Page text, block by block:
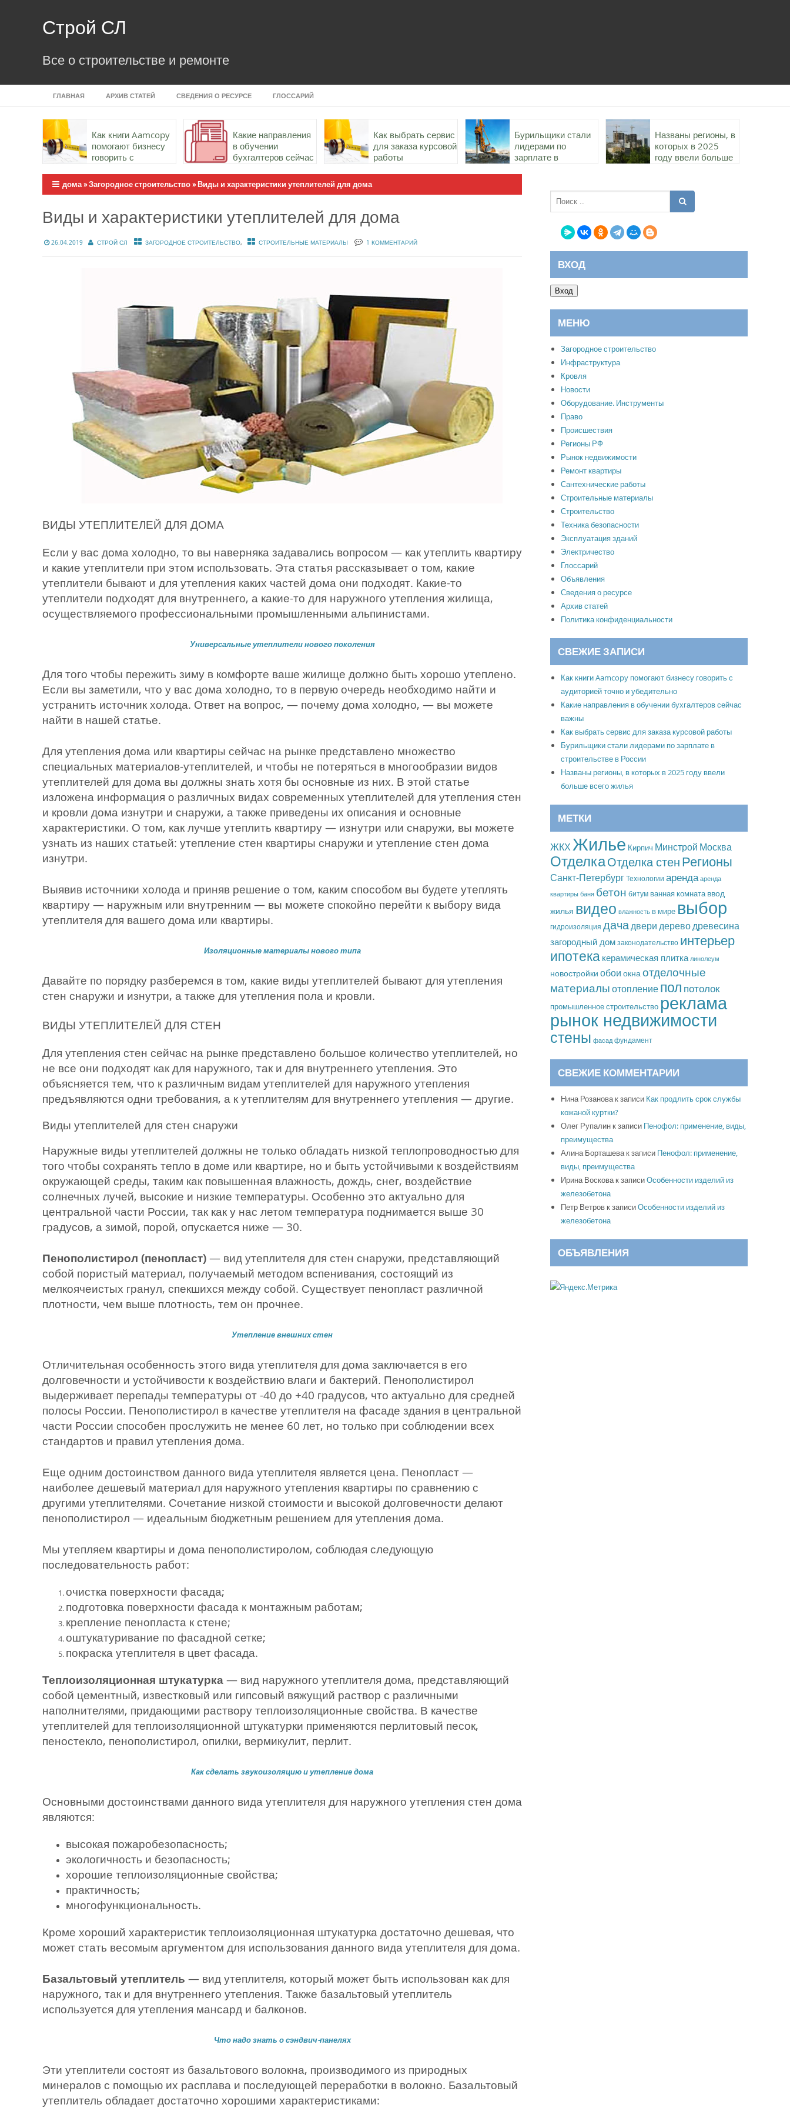
Строй СЛ
Все о строительстве и ремонте
ГЛАВНАЯ АРХИВ СТАТЕЙ СВЕДЕНИЯ О РЕСУРСЕ ГЛОССАРИЙ
Как книги Aamcopy
помогают бизнесу
говорить с
убедительно
Какие направления
в обучении
бухгалтеров сейчас
Как выбрать сервис
для заказа курсовой
работы
Бурильщики стали
лидерами по
зарплате в
Названы регионы, в
которых в 2025
году ввели больше
дома»Загородное строительство»Виды и характеристики утеплителей для дома
Виды и характеристики утеплителей для дома
26.04.2019 СТРОЙ СЛ ЗАГОРОДНОЕ СТРОИТЕЛЬСТВО, СТРОИТЕЛЬНЫЕ МАТЕРИАЛЫ 1 КОММЕНТАРИЙ
ВИДЫ УТЕПЛИТЕЛЕЙ ДЛЯ ДОМА
Если у вас дома холодно, то вы наверняка задавались вопросом — как утеплить квартиру
и какие утеплители при этом использовать. Эта статья рассказывает о том, какие
утеплители бывают и для утепления каких частей дома они подходят. Какие-то
утеплители подходят для внутреннего, а какие-то для наружного утепления жилища,
осуществляемого профессиональными промышленными альпинистами.
Универсальные утеплители нового поколения
Для того чтобы пережить зиму в комфорте ваше жилище должно быть хорошо утеплено.
Если вы заметили, что у вас дома холодно, то в первую очередь необходимо найти и
устранить источник холода. Ответ на вопрос, — почему дома холодно, — вы можете
найти в нашей статье.
Для утепления дома или квартиры сейчас на рынке представлено множество
специальных материалов-утеплителей, и чтобы не потеряться в многообразии видов
утеплителей для дома вы должны знать хотя бы основные из них. В этой статье
изложена информация о различных видах современных утеплителей для утепления стен
и кровли дома изнутри и снаружи, а также приведены их описания и основные
характеристики. О том, как лучше утеплить квартиру — изнутри или снаружи, вы можете
узнать из наших статьей: утепление стен квартиры снаружи и утепление стен дома
изнутри.
Выявив источники холода и приняв решение о том, каким способом вы будете утеплять
квартиру — наружным или внутренним — вы можете спокойно перейти к выбору вида
утеплителя для вашего дома или квартиры.
Изоляционные материалы нового типа
Давайте по порядку разберемся в том, какие виды утеплителей бывают для утепления
стен снаружи и изнутри, а также для утепления пола и кровли.
ВИДЫ УТЕПЛИТЕЛЕЙ ДЛЯ СТЕН
Для утепления стен сейчас на рынке представлено большое количество утеплителей, но
не все они подходят как для наружного, так и для внутреннего утепления. Это
объясняется тем, что к различным видам утеплителей для наружного утепления
предъявляются одни требования, а к утеплителям для внутреннего утепления — другие.
Виды утеплителей для стен снаружи
Наружные виды утеплителей должны не только обладать низкой теплопроводностью для
того чтобы сохранять тепло в доме или квартире, но и быть устойчивыми к воздействиям
окружающей среды, таким как повышенная влажность, дождь, снег, воздействие
солнечных лучей, высокие и низкие температуры. Особенно это актуально для
центральной части России, так как у нас летом температура поднимается выше 30
градусов, а зимой, порой, опускается ниже — 30.
Пенополистирол (пенопласт) — вид утеплителя для стен снаружи, представляющий
собой пористый материал, получаемый методом вспенивания, состоящий из
мелкоячеистых гранул, спекшихся между собой. Существует пенопласт различной
плотности, чем выше плотность, тем он прочнее.
Утепление внешних стен
Отличительная особенность этого вида утеплителя для дома заключается в его
долговечности и устойчивости к воздействию влаги и бактерий. Пенополистирол
выдерживает перепады температуры от -40 до +40 градусов, что актуально для средней
полосы России. Пенополистирол в качестве утеплителя на фасаде здания в центральной
части России способен прослужить не менее 60 лет, но только при соблюдении всех
стандартов и правил утепления дома.
Еще одним достоинством данного вида утеплителя является цена. Пенопласт —
наиболее дешевый материал для наружного утепления квартиры по сравнению с
другими утеплителями. Сочетание низкой стоимости и высокой долговечности делают
пенополистирол — идеальным бюджетным решением для утепления дома.
Мы утепляем квартиры и дома пенополистиролом, соблюдая следующую
последовательность работ:
очистка поверхности фасада;
подготовка поверхности фасада к монтажным работам;
крепление пенопласта к стене;
оштукатуривание по фасадной сетке;
покраска утеплителя в цвет фасада.
Теплоизоляционная штукатурка — вид наружного утеплителя дома, представляющий
собой цементный, известковый или гипсовый вяжущий раствор с различными
наполнителями, придающими раствору теплоизоляционные свойства. В качестве
утеплителей для теплоизоляционной штукатурки применяются перлитовый песок,
пеностекло, пенополистирол, опилки, вермикулит, перлит.
Как сделать звукоизоляцию и утепление дома
Основными достоинствами данного вида утеплителя для наружного утепления стен дома
являются:
высокая пожаробезопасность;
экологичность и безопасность;
хорошие теплоизоляционные свойства;
практичность;
многофункциональность.
Кроме хороший характеристик теплоизоляционная штукатурка достаточно дешевая, что
может стать весомым аргументом для использования данного вида утеплителя для дома.
Базальтовый утеплитель — вид утеплителя, который может быть использован как для
наружного, так и для внутреннего утепления. Также базальтовый утеплитель
используется для утепления мансард и балконов.
Что надо знать о сэндвич-панелях
Эти утеплители состоят из базальтового волокна, производимого из природных
минералов с помощью их расплава и последующей переработки в волокно. Базальтовый
утеплитель обладает достаточно хорошими характеристиками:
ВХОД
Вход
МЕНЮ
Загородное строительство
Инфраструктура
Кровля
Новости
Оборудование. Инструменты
Право
Происшествия
Регионы РФ
Рынок недвижимости
Ремонт квартиры
Сантехнические работы
Строительные материалы
Строительство
Техника безопасности
Эксплуатация зданий
Электричество
Глоссарий
Объявления
Сведения о ресурсе
Архив статей
Политика конфиденциальности
СВЕЖИЕ ЗАПИСИ
Как книги Aamcopy помогают бизнесу говорить с
аудиторией точно и убедительно
Какие направления в обучении бухгалтеров сейчас
важны
Как выбрать сервис для заказа курсовой работы
Бурильщики стали лидерами по зарплате в
строительстве в России
Названы регионы, в которых в 2025 году ввели
больше всего жилья
МЕТКИ
ЖКХЖилье Кирпич Минстрой Москва
ОтделкаОтделка стенРегионы
Санкт-Петербург Технологии аренда аренда
квартиры баня бетон битум ванная комната ввод
жилья видео влажность в мире выбор
гидроизоляция дачадверидереводревесина
загородный дом законодательство интерьер
ипотека керамическая плитка линолеум
новостройки обои окна отделочные
материалыотоплениепол потолок
промышленное строительство реклама
рынок недвижимости
стены фасад фундамент
СВЕЖИЕ КОММЕНТАРИИ
Нина Розановак записи Как продлить срок службы
кожаной куртки?
Олег Рупалин к записи Пенофол: применение, виды,
преимущества
Алина Борташевак записи Пенофол: применение,
виды, преимущества
Ирина Восковак записиОсобенности изделий из
железобетона
Петр Ветров к записиОсобенности изделий из
железобетона
ОБЪЯВЛЕНИЯ